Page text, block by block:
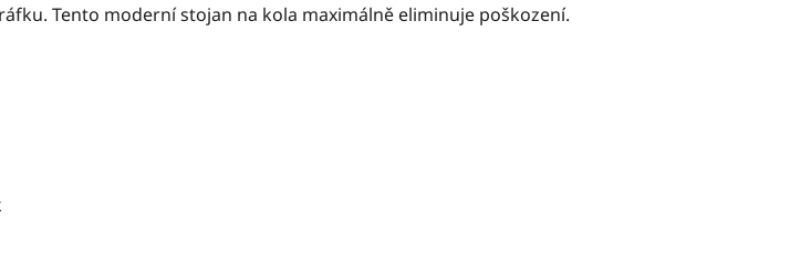
Tento moderní stojan na kola maximálně eliminuje poškození.